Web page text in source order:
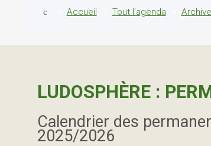
Accueil Tout l'agenda
LUDOSPHÈRE :
Calendrier des
2025/2026